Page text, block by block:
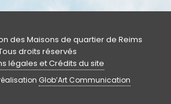
des Maisons de quartier de Reims
droits réservés
légales et Crédits du site
Glob’Art Communication